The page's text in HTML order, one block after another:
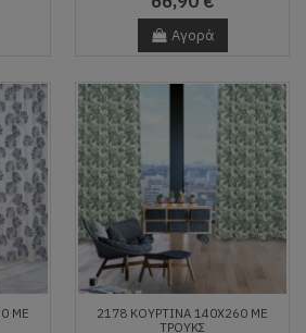
Αγορά
ΜΕ
2178 ΚΟΥΡΤΙΝΑ 140Χ260 ΜΕ
ΤΡΟΥΚΣ